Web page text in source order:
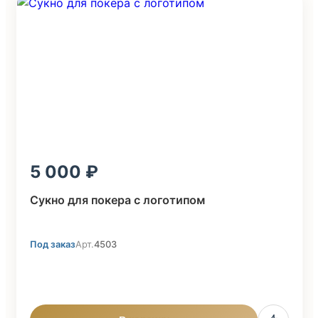
5 000
Сукно для покера с логотипом
Под заказАрт.4503